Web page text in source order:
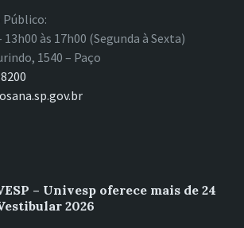
13h00 às 17h00 (Segunda à Sexta)
1540 – Paço
– Univesp oferece mais de 24
2026